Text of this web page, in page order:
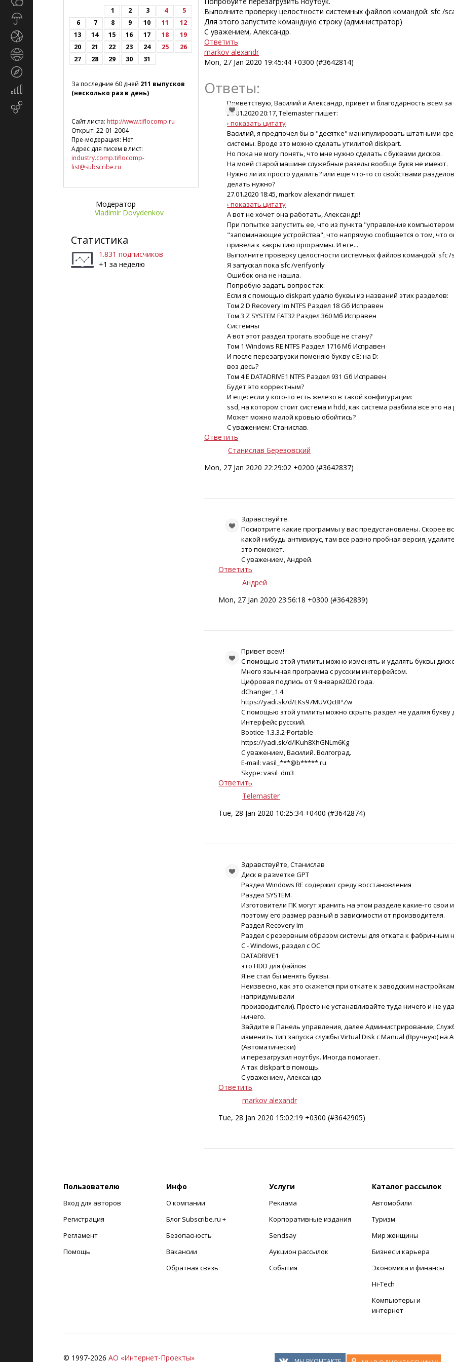
Экономика
маркетинг
1 2 3 4
5
6
7 8 9 10 11
12
13
14 15 16 17 18
19
20
21 22 23 24 25
26
27
28 29 30 31
За последние 60 дней 211 выпусков
(несколько раз в день)
Сайт листа: http://www.tiflocomp.ru
Открыт: 22-01-2004
Пре-модерация: Нет
Адрес для писем в лист:
industry.comp.tiflocomp-
list@subscribe.ru
Модератор
Vladimir Dovydenkov
Статистика
1.831 подписчиков
+1 за неделю
Выполните проверку целостности системных файлов командой: sfc /
Для этого запустите командную строку (администратор)
С уважением, Александр.
Ответить
markov alexandr
Mon, 27 Jan 2020 19:45:44 +0300 (#3642814)
Ответы:
Приветствую, Василий и Александр, привет и благодарность всем за
27.01.2020 20:17, Telemaster пишет:
› показать цитату
Василий, я предпочел бы в "десятке" манипулировать штатными
системы. Вроде это можно сделать утилитой diskpart.
Но пока не могу понять, что мне нужно сделать с буквами дисков.
На моей старой машине служебные разелы вообще букв не имеют.
Нужно ли их просто удалить? или еще что-то со свойствами разделов
делать нужно?
27.01.2020 18:45, markov alexandr пишет:
› показать цитату
А вот не хочет она работать, Александр!
При попытке запустить ее, что из пункта "управление
"запоминающие устройства", что напрямую сообщается о том, что
привела к закрытию программы. И все...
Выполните проверку целостности системных файлов командой: sfc /
Я запускал пока sfc /verifyonly
Ошибок она не нашла.
Попробую задать вопрос так:
Если я с помощью diskpart удалю буквы из названий этих разделов:
Том 2 D Recovery Im NTFS Раздел 18 Gб Исправен
Том 3 Z SYSTEM FAT32 Раздел 360 Mб Исправен
Системны
А вот этот раздел трогать вообще не стану?
Том 1 Windows RE NTFS Раздел 1716 Mб Исправен
И после перезагрузки поменяю букву с E: на D:
воз десь?
Том 4 E DATADRIVE1 NTFS Раздел 931 Gб Исправен
Будет это корректным?
И еще: если у кого-то есть железо в такой конфигурации:
ssd, на котором стоит система и hdd, как система разбила все это
Может можно малой кровью обойтись?
С уважением: Станислав.
Ответить
Станислав Березовский
Mon, 27 Jan 2020 22:29:02 +0200 (#3642837)
Здравствуйте.
Посмотрите какие программы у вас предустановлены. Скорее
какой нибудь антивирус, там все равно пробная версия,
это поможет.
С уважением, Андрей.
Ответить
Андрей
Mon, 27 Jan 2020 23:56:18 +0300 (#3642839)
Привет всем!
С помощью этой утилиты можно изменять и удалять буквы
Много язычная программа с русским интерфейсом.
Цифровая подпись от 9 января2020 года.
dChanger_1.4
https://yadi.sk/d/EKs97MUVQcBPZw
С помощью этой утилиты можно скрыть раздел не удаляя букву
Интерфейс русский.
Bootice-1.3.3.2-Portable
https://yadi.sk/d/lKuh8XhGNLm6Kg
С уважением, Василий. Волгоград.
E-mail: vasil_***@b*****.ru
Skype: vasil_dm3
Ответить
Telemaster
Tue, 28 Jan 2020 10:25:34 +0400 (#3642874)
Здравствуйте, Станислав
Диск в разметке GPT
Раздел Windows RE содержит среду восстановления
Раздел SYSTEM.
Изготовители ПК могут хранить на этом разделе какие-то свои
поэтому его размер разный в зависимости от производителя.
Раздел Recovery Im
Раздел с резервным образом системы для отката к фабричным
C - Windows, раздел с ОС
DATADRIVE1
это HDD для файлов
Я не стал бы менять буквы.
Неизвесно, как это скажется при откате к заводским
напридумывали
производители). Просто не устанавливайте туда ничего и не
ничего.
Зайдите в Панель управления, далее Администрирование,
изменить тип запуска службы Virtual Disk с Manual (Вручную) на
(Автоматически)
и перезагрузил ноутбук. Иногда помогает.
А так diskpart в помощь.
С уважением, Александр.
Ответить
markov alexandr
Tue, 28 Jan 2020 15:02:19 +0300 (#3642905)
Пользователю
Вход для авторов
Регистрация
Регламент
Помощь
Инфо
О компании
Блог Subscribe.ru +
Безопасность
Вакансии
Обратная связь
Услуги
Реклама
Корпоративные издания
Sendsay
Аукцион рассылок
События
Каталог рассылок
Автомобили
Туризм
Мир женщины
Бизнес и карьера
Экономика и финансы
Hi-Tech
Компьютеры и
интернет
© 1997-2026 АО «Интернет-Проекты»